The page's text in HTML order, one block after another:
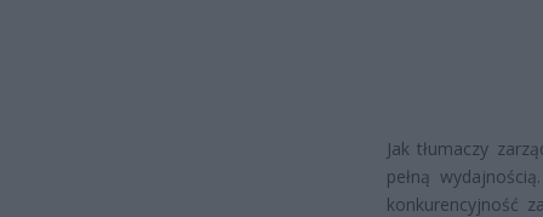
Jak tłumaczy
pełną
konkurencyjność